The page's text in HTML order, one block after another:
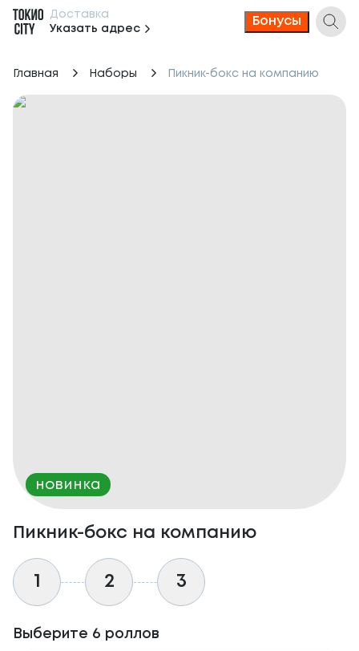
Доставка
Указать адрес
Бонусы
Главная Наборы Пикник-бокс на компанию
новинка
Пикник-бокс на компанию
1 2 3
Выберите 6 роллов